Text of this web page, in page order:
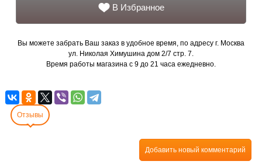
В Избранное
Вы можете забрать Ваш заказ в удобное время, по адресу г. Москва
ул. Николая Химушина дом 2/7 стр. 7.
Время работы магазина с 9 до 21 часа ежедневно.
Отзывы
Добавить новый комментарий